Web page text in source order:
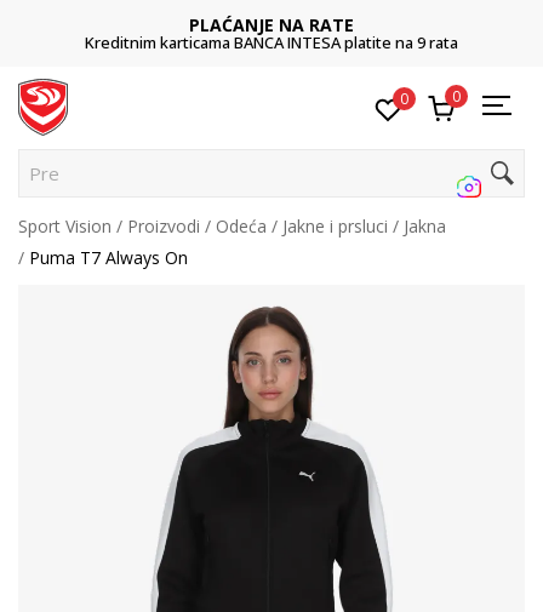
PLAĆANJE NA RATE
Kreditnim karticama BANCA INTESA platite na 9 rata
0 0
Pretra
Sport Vision Proizvodi Odeća Jakne i prsluci
Jakna
Puma T7 Always On